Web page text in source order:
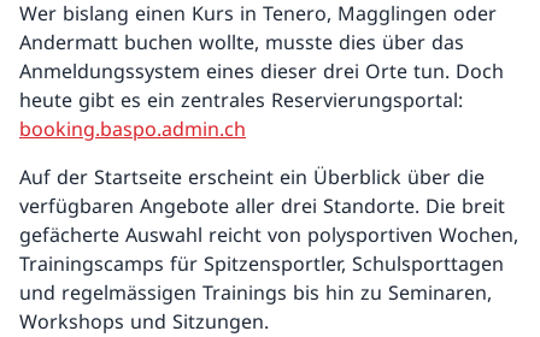
Wer bislang einen Kurs in Tenero, Magglingen oder
Andermatt buchen wollte, musste dies über das
Anmeldungssystem eines dieser drei Orte tun. Doch
heute gibt es ein zentrales Reservierungsportal:
booking.baspo.admin.ch
Auf der Startseite erscheint ein Überblick über die
verfügbaren Angebote aller drei Standorte. Die breit
gefächerte Auswahl reicht von polysportiven Wochen,
Trainingscamps für Spitzensportler, Schulsporttagen
und regelmässigen Trainings bis hin zu Seminaren,
Workshops und Sitzungen.